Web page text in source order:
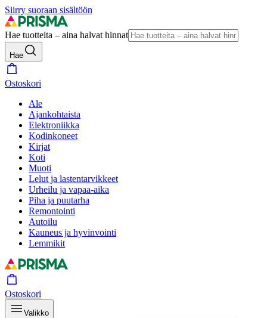
Siirry suoraan sisältöön
Hae tuotteita – aina halvat hinnat
Hae
Ostoskori
Ale
Ajankohtaista
Elektroniikka
Kodinkoneet
Kirjat
Koti
Muoti
Lelut ja lastentarvikkeet
Urheilu ja vapaa-aika
Piha ja puutarha
Remontointi
Autoilu
Kauneus ja hyvinvointi
Lemmikit
Ostoskori
Valikko